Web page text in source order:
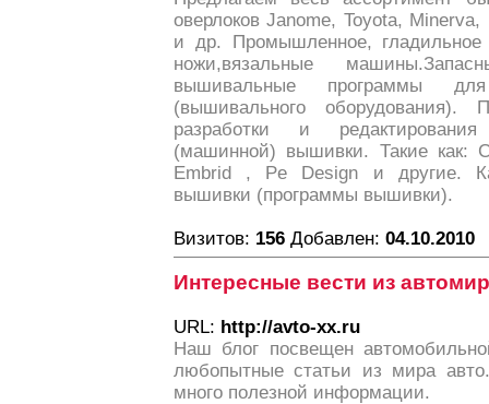
оверлоков Janome, Toyota,
и др. Промышленное, гладильное
ножи,вязальные
вышивальные программы
(вышивального оборудования).
разработки и
(машинной) вышивки. Такие как:
Embrid , Pe Design и другие.
вышивки (программы вышивки).
Визитов: 156 Добавлен: 04.10.2010
Интересные вести из
URL: http://avto-xx.ru
Наш блог посвещен
любопытные статьи из мира
много полезной информации.